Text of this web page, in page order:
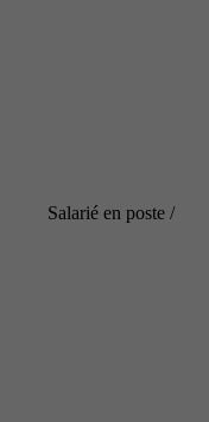
Salarié en poste /